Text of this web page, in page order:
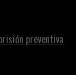
preventiva